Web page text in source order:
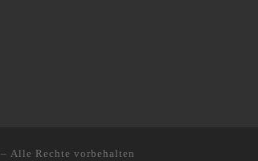
– Alle Rechte vorbehalten